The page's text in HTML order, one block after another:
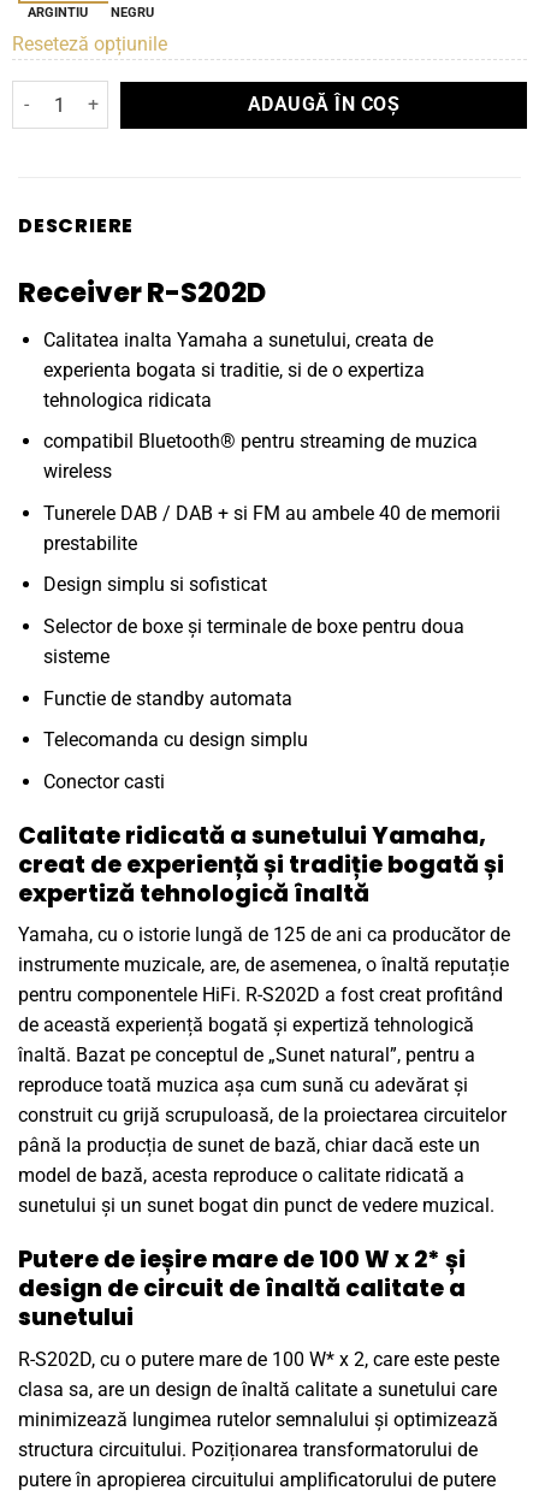
ARGINTIU NEGRU
Reseteză opțiunile
Cantitate Receiver stereo Yamaha R-S202D
ADAUGĂ ÎN COȘ
DESCRIERE
Receiver R-S202D
Calitatea inalta Yamaha a sunetului, creata de
experienta bogata si traditie, si de o expertiza
tehnologica ridicata
compatibil Bluetooth® pentru streaming de muzica
wireless
Tunerele DAB / DAB + si FM au ambele 40 de memorii
prestabilite
Design simplu si sofisticat
Selector de boxe și terminale de boxe pentru doua
sisteme
Functie de standby automata
Telecomanda cu design simplu
Conector casti
Calitate ridicată a sunetului Yamaha,
creat de experiență și tradiție bogată și
expertiză tehnologică înaltă
Yamaha, cu o istorie lungă de 125 de ani ca producător de
instrumente muzicale, are, de asemenea, o înaltă reputație
pentru componentele HiFi. R-S202D a fost creat profitând
de această experiență bogată și expertiză tehnologică
înaltă. Bazat pe conceptul de „Sunet natural”, pentru a
reproduce toată muzica așa cum sună cu adevărat și
construit cu grijă scrupuloasă, de la proiectarea circuitelor
până la producția de sunet de bază, chiar dacă este un
model de bază, acesta reproduce o calitate ridicată a
sunetului și un sunet bogat din punct de vedere muzical.
Putere de ieșire mare de 100 W x 2* și
design de circuit de înaltă calitate a
sunetului
R-S202D, cu o putere mare de 100 W* x 2, care este peste
clasa sa, are un design de înaltă calitate a sunetului care
minimizează lungimea rutelor semnalului și optimizează
structura circuitului. Poziționarea transformatorului de
putere în apropierea circuitului amplificatorului de putere